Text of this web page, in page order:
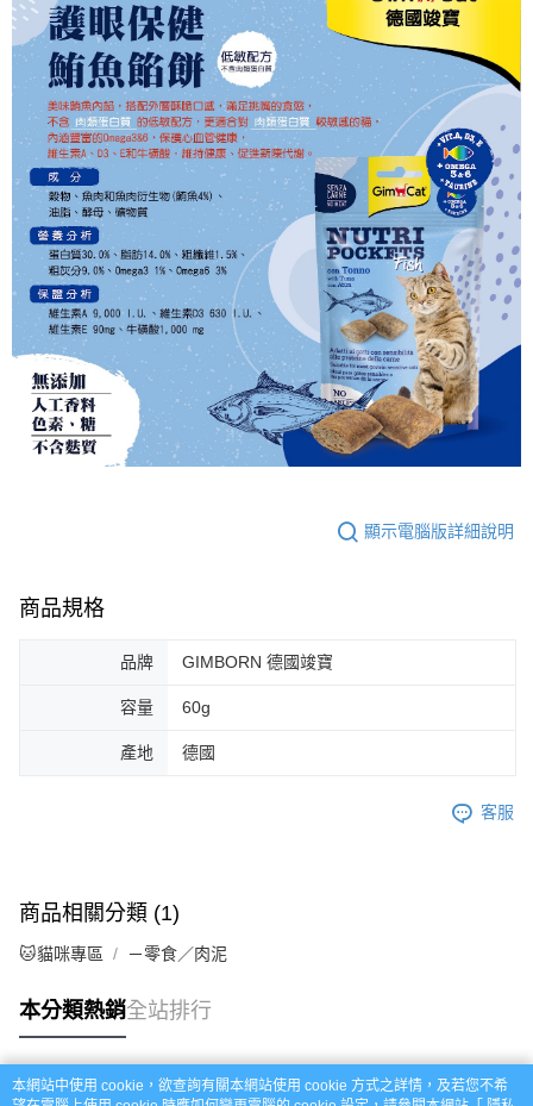
顯示電腦版詳細說明
商品規格
品牌 GIMBORN 德國竣寶
容量 60g
產地 德國
客服
商品相關分類 (1)
🐱貓咪專區 －零食／肉泥
本分類熱銷全站排行
本網站中使用 cookie，欲查詢有關本網站使用 cookie 方式之詳情，及若您不希